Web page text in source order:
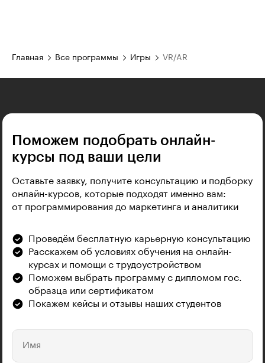
Главная Все программы Игры VR/AR
Поможем подобрать онлайн-
курсы под ваши цели
Оставьте заявку, получите консультацию и подборку
онлайн-курсов, которые подходят именно вам:
от программирования до маркетинга и аналитики
Проведём бесплатную карьерную консультацию
Расскажем об условиях обучения на онлайн-
курсах и помощи с трудоустройством
Поможем выбрать программу с дипломом гос.
образца или сертификатом
Покажем кейсы и отзывы наших студентов
Имя